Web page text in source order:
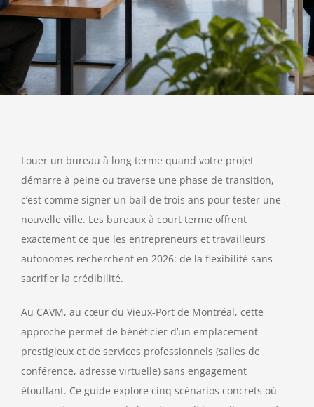
Louer un bureau à long terme quand votre projet
démarre à peine ou traverse une phase de transition,
c’est comme signer un bail de trois ans pour tester une
nouvelle ville. Les bureaux à court terme offrent
exactement ce que les entrepreneurs et travailleurs
autonomes recherchent en 2026: de la flexibilité sans
sacrifier la crédibilité.
Au CAVM, au cœur du Vieux-Port de Montréal, cette
approche permet de bénéficier d’un emplacement
prestigieux et de services professionnels (salles de
conférence, adresse virtuelle) sans engagement
étouffant. Ce guide explore cinq scénarios concrets où